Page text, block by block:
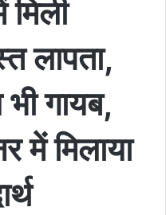
लापता,
गायब,
में मिलाया